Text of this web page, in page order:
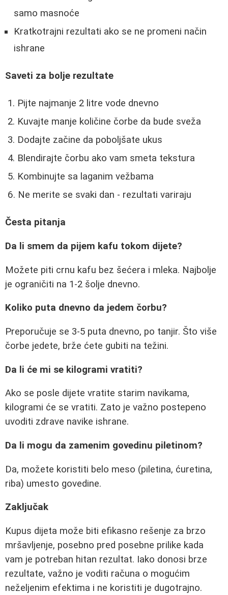
samo masnoće
Kratkotrajni rezultati ako se ne promeni način
ishrane
Saveti za bolje rezultate
Pijte najmanje 2 litre vode dnevno
Kuvajte manje količine čorbe da bude sveža
Dodajte začine da poboljšate ukus
Blendirajte čorbu ako vam smeta tekstura
Kombinujte sa laganim vežbama
Ne merite se svaki dan - rezultati variraju
Česta pitanja
Da li smem da pijem kafu tokom dijete?
Možete piti crnu kafu bez šećera i mleka. Najbolje
je ograničiti na 1-2 šolje dnevno.
Koliko puta dnevno da jedem čorbu?
Preporučuje se 3-5 puta dnevno, po tanjir. Što više
čorbe jedete, brže ćete gubiti na težini.
Da li će mi se kilogrami vratiti?
Ako se posle dijete vratite starim navikama,
kilogrami će se vratiti. Zato je važno postepeno
uvoditi zdrave navike ishrane.
Da li mogu da zamenim govedinu piletinom?
Da, možete koristiti belo meso (piletina, ćuretina,
riba) umesto govedine.
Zaključak
Kupus dijeta može biti efikasno rešenje za brzo
mršavljenje, posebno pred posebne prilike kada
vam je potreban hitan rezultat. Iako donosi brze
rezultate, važno je voditi računa o mogućim
neželjenim efektima i ne koristiti je dugotrajno.